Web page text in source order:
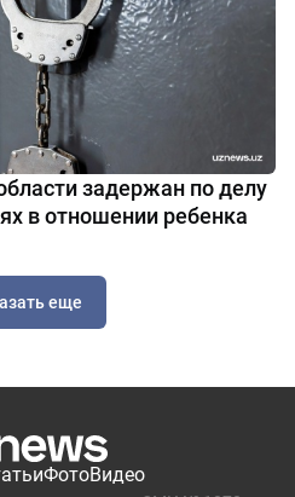
задержан по делу
в отношении ребенка
еще
ФотоВидео